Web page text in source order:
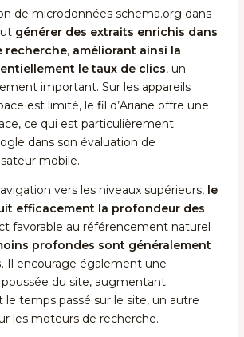
de microdonnées schema.org dans
générer des extraits enrichis dans
recherche, améliorant ainsi la
le taux de clics, un
important. Sur les appareils
est limité, le fil d’Ariane offre une
ce qui est particulièrement
dans son évaluation de
mobile.
vers les niveaux supérieurs,le
efficacement la profondeur des
favorable au référencement naturel
profondes sont généralement
. Il encourage également une
poussée du site, augmentant
temps passé sur le site, un autre
les moteurs de recherche.